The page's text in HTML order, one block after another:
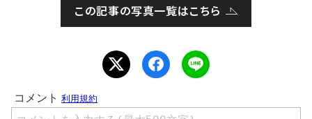
この記事の写真一覧はこちら